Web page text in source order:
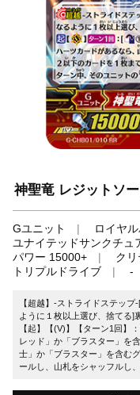
神聖竜 レジットソ
Gユニット ロイヤ
ユナイテッドサンクチュ
パワー 15000+
クリ
トリプルドライブ
-
【超越】-ストライドステッ
ように１枚以上選び、捨てる]
【起】【(V)】【ターン1回】
レッド」か「ブラスター」を
士」か「ブラスター」を含む
ールし、山札をシャッフルし